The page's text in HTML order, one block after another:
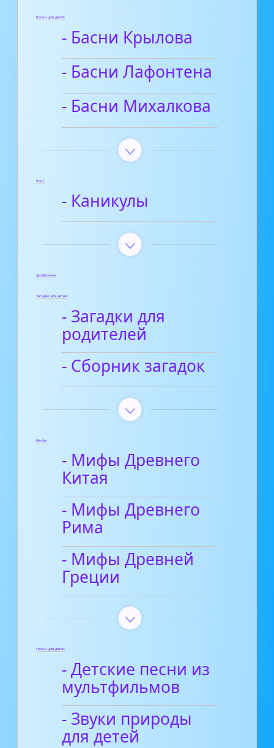
Басни для детей
- Басни Крылова
- Басни Лафонтена
- Басни Михалкова
Блог
- Каникулы
Диафильмы
Загадки для детей
- Загадки для
родителей
- Сборник загадок
Мифы
- Мифы Древнего
Китая
- Мифы Древнего
Рима
- Мифы Древней
Греции
Песни для детей
- Детские песни из
мультфильмов
- Звуки природы
для детей